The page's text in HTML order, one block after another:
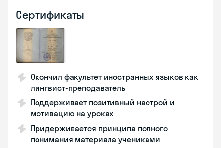
Сертификаты
Окончил факультет иностранных языков как
лингвист-преподаватель
Поддерживает позитивный настрой и
мотивацию на уроках
Придерживается принципа полного
понимания материала учениками